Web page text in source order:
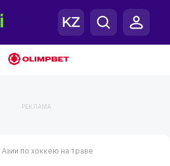
РЕКЛАМА
по хоккею на траве